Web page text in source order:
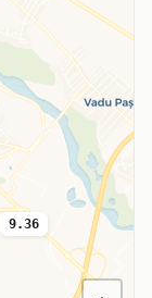
9.36